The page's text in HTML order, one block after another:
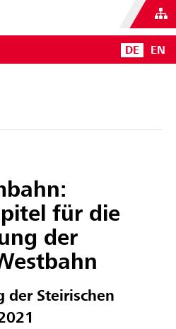
DE EN
für die
der
der Steirischen